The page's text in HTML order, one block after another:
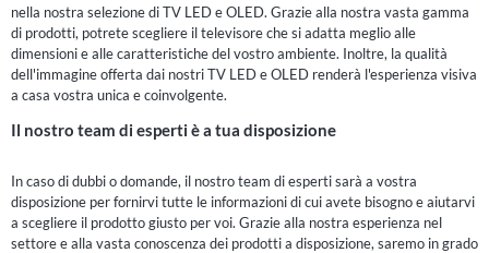
nella nostra selezione di TV LED e OLED. Grazie alla nostra vasta gamma
di prodotti, potrete scegliere il televisore che si adatta meglio alle
dimensioni e alle caratteristiche del vostro ambiente. Inoltre, la qualità
dell'immagine offerta dai nostri TV LED e OLED renderà l'esperienza visiva
a casa vostra unica e coinvolgente.
Il nostro team di esperti è a tua disposizione
In caso di dubbi o domande, il nostro team di esperti sarà a vostra
disposizione per fornirvi tutte le informazioni di cui avete bisogno e aiutarvi
a scegliere il prodotto giusto per voi. Grazie alla nostra esperienza nel
settore e alla vasta conoscenza dei prodotti a disposizione, saremo in grado